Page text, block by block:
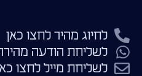
לחיוג מהיר לחצו כאן
לשליחת הודעה
לשליחת מייל לחצו